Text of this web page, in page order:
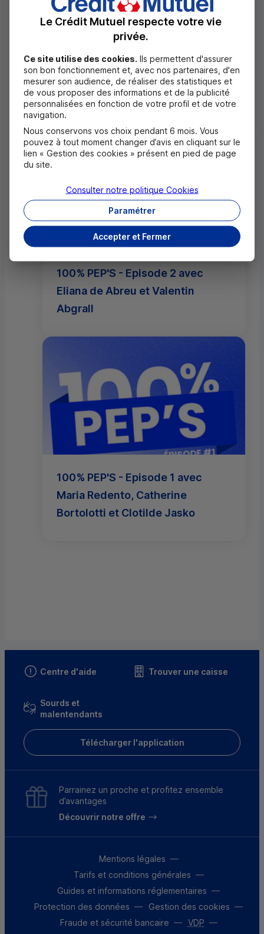
100% PEP'S - Episode 3 avec
Corinne Schockweiller et Azad
Indjeyan
100% PEP'S - Episode 2 avec
Eliana de Abreu et Valentin
Abgrall
100% PEP'S - Episode 1 avec
Maria Redento, Catherine
Bortolotti et Clotilde Jasko
Centre d'aide Trouver une caisse
Sourds et
malentendants
Télécharger l'application
Parrainez un proche et profitez ensemble
d’avantages
Découvrir notre offre
Mentions légales
Tarifs et conditions générales
Guides et informations réglementaires
Protection des données
Gestion des cookies
Fraude et sécurité bancaire
VDP
Le Crédit Mutuel respecte votre vie
privée.
Ce site utilise des cookies. Ils permettent d'assurer
son bon fonctionnement et, avec nos partenaires, d'en
mesurer son audience, de réaliser des statistiques et
de vous proposer des informations et de la publicité
personnalisées en fonction de votre profil et de votre
navigation.
Nous conservons vos choix pendant 6 mois. Vous
pouvez à tout moment changer d’avis en cliquant sur le
lien « Gestion des cookies » présent en pied de page
du site.
Accepter et Fermer
Paramétrer
Consulter notre politique Cookies